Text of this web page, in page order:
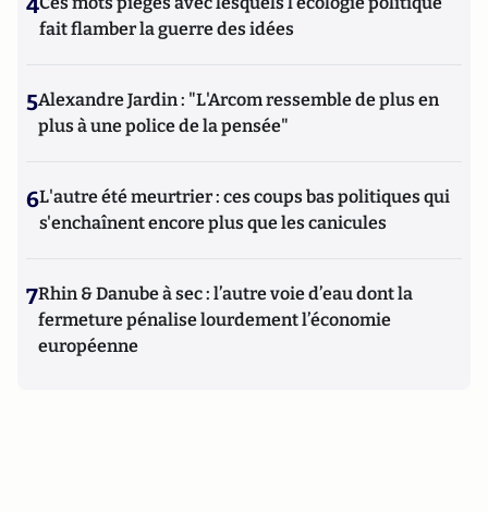
4
fait flamber la guerre des idées
5Alexandre Jardin : "L'Arcom ressemble de plus en
plus à une police de la pensée"
6L'autre été meurtrier : ces coups bas politiques qui
s'enchaînent encore plus que les canicules
7Rhin & Danube à sec : l’autre voie d’eau dont la
fermeture pénalise lourdement l’économie
européenne